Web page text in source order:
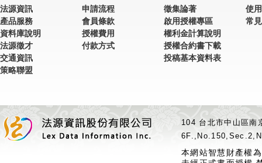
法源資訊
產品服務
資料庫說明
法源徵才
交通資訊
策略聯盟
申請流程
會員條款
授權費用
付款方式
徵集論著
啟用授權專區
權利金計算說明
授權合約書下載
投稿基本資料表
使
常
104 台北市中山區
本網站智慧財產權